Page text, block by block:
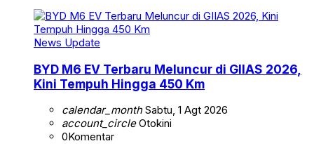
News Update
BYD M6 EV Terbaru Meluncur di GIIAS 2026,
Kini Tempuh Hingga 450 Km
calendar_monthSabtu, 1 Agt 2026
account_circleOtokini
0Komentar